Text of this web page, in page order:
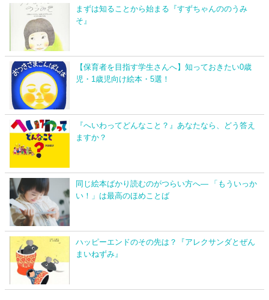
まずは知ることから始まる『すずちゃんののうみ
そ』
【保育者を目指す学生さんへ】知っておきたい0歳
児・1歳児向け絵本・5選！
『へいわってどんなこと？』あなたなら、どう答え
ますか？
同じ絵本ばかり読むのがつらい方へ― 「もういっか
い！」は最高のほめことば
ハッピーエンドのその先は？『アレクサンダとぜん
まいねずみ』